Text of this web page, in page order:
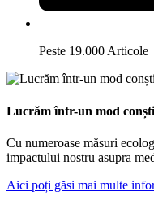
Peste 19.000 Articole
Lucrăm într-un mod
Cu numeroase măsuri
impactului nostru asupra
Aici poți găsi mai multe